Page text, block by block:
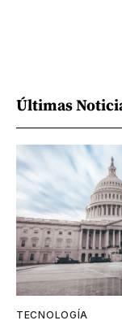
Últimas
TECNOLOGÍA